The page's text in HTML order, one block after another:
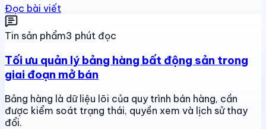
Đọc bài viết
Tin sản phẩm3 phút đọc
Tối ưu quản lý bảng hàng bất động sản trong
giai đoạn mở bán
Bảng hàng là dữ liệu lõi của quy trình bán hàng, cần
được kiểm soát trạng thái, quyền xem và lịch sử thay
đổi.